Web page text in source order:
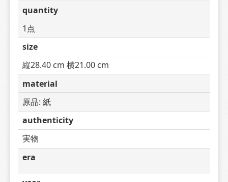
quantity
1点
size
縦28.40 cm 横21.00 cm
material
原品: 紙
authenticity
実物
era